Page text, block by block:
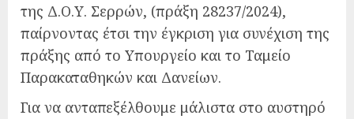
της Δ.Ο.Υ. Σερρών, (πράξη 28237/2024),
παίρνοντας έτσι την έγκριση για συνέχιση της
πράξης από το Υπουργείο και το Ταμείο
Παρακαταθηκών και Δανείων.
Για να ανταπεξέλθουμε μάλιστα στο αυστηρό